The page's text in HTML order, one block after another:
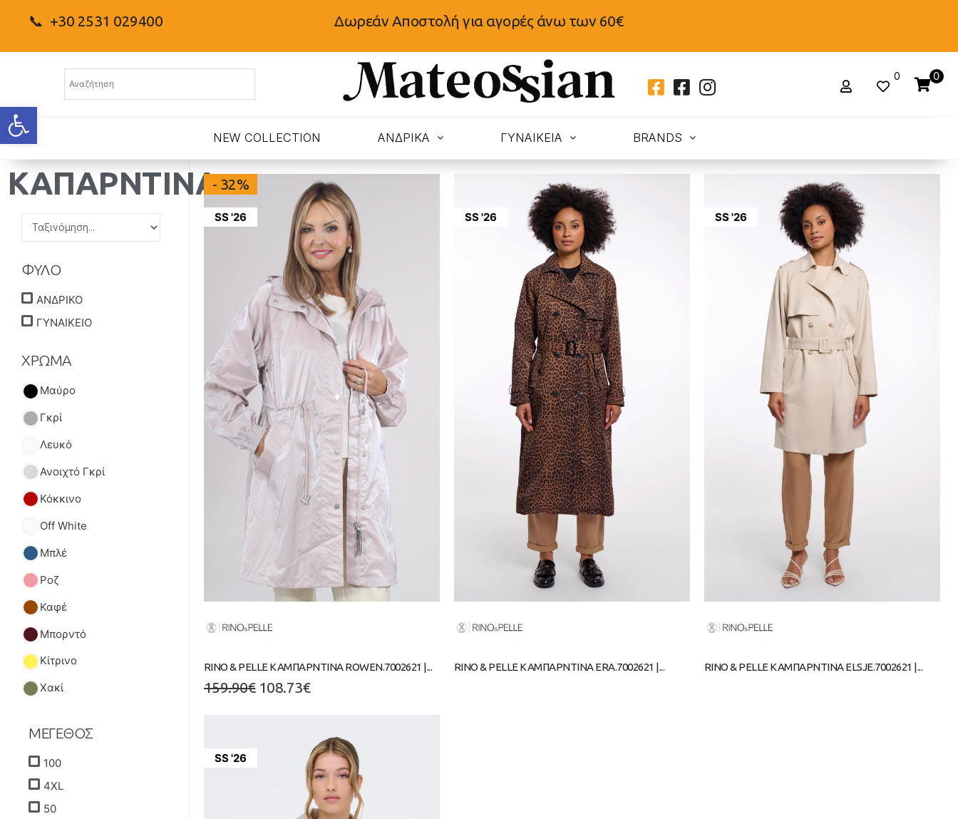
Ανοίξτε τη γραμμή εργαλείων
📞 +30 2531 029400 Δωρεάν Αποστολή για αγορές άνω των 60€
0 0
NEW COLLECTION ΑΝΔΡΙΚΑ ΓΥΝΑΙΚΕΙΑ BRANDS
ΚΑΠΑΡΝΤΙΝΑ
ΦΥΛΟ
ΑΝΔΡΙΚΟ
ΓΥΝΑΙΚΕΙΟ
ΧΡΩΜΑ
Μαύρο
Γκρί
Λευκό
Ανοιχτό Γκρί
Κόκκινο
Off White
Μπλέ
Ροζ
Καφέ
Μπορντό
Κίτρινο
Χακί
ΜΕΓΕΘΟΣ
100
4XL
50
SS '26
- 32%
RINO & PELLE ΚΑΜΠΑΡΝΤΙΝΑ ROWEN.7002621 |...
159.90€ 108.73€
SS '26
RINO & PELLE ΚΑΜΠΑΡΝΤΙΝΑ ERA.7002621 |...
SS '26
RINO & PELLE ΚΑΜΠΑΡΝΤΙΝΑ ELSJE.7002621 |...
SS '26